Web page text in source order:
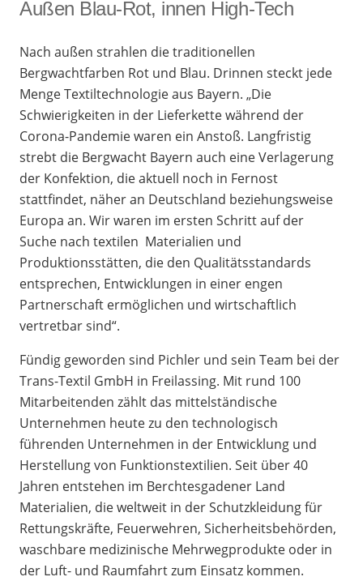
Außen Blau-Rot, innen High-Tech
Nach außen strahlen die traditionellen
Bergwachtfarben Rot und Blau. Drinnen steckt jede
Menge Textiltechnologie aus Bayern. „Die
Schwierigkeiten in der Lieferkette während der
Corona-Pandemie waren ein Anstoß. Langfristig
strebt die Bergwacht Bayern auch eine Verlagerung
der Konfektion, die aktuell noch in Fernost
stattfindet, näher an Deutschland beziehungsweise
Europa an. Wir waren im ersten Schritt auf der
Suche nach textilen Materialien und
Produktionsstätten, die den Qualitätsstandards
entsprechen, Entwicklungen in einer engen
Partnerschaft ermöglichen und wirtschaftlich
vertretbar sind“.
Fündig geworden sind Pichler und sein Team bei der
Trans-Textil GmbH in Freilassing. Mit rund 100
Mitarbeitenden zählt das mittelständische
Unternehmen heute zu den technologisch
führenden Unternehmen in der Entwicklung und
Herstellung von Funktionstextilien. Seit über 40
Jahren entstehen im Berchtesgadener Land
Materialien, die weltweit in der Schutzkleidung für
Rettungskräfte, Feuerwehren, Sicherheitsbehörden,
waschbare medizinische Mehrwegprodukte oder in
der Luft- und Raumfahrt zum Einsatz kommen.